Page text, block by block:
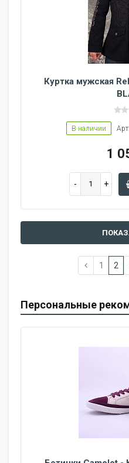
Куртка мужская
В наличии
1
1 2
Персональные